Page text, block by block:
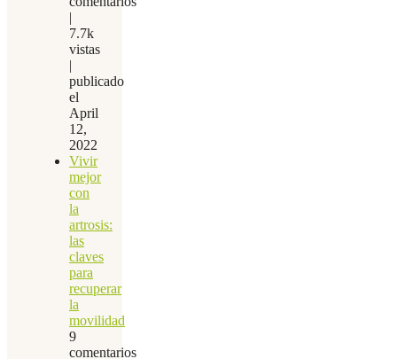
|
7.7k
vistas
|
publicado
el
April
12,
2022
Vivir
mejor
con
la
artrosis:
las
claves
para
recuperar
la
movilidad
9
comentarios